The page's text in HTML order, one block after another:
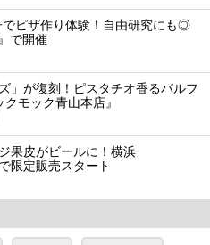
ピザ作り体験！自由研究にも◎
で開催
」が復刻！ピスタチオ香るパルフ
モック青山本店』
果皮がビールに！横浜
限定販売スタート